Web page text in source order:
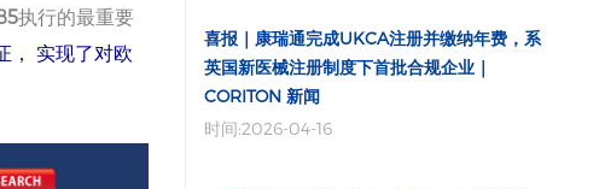
执行的最重要
，
实现了对欧
喜报｜康瑞通完成UKCA注册并缴纳年费，系
英国新医械注册制度下首批合规企业｜
CORITON 新闻
时间:2026-04-16